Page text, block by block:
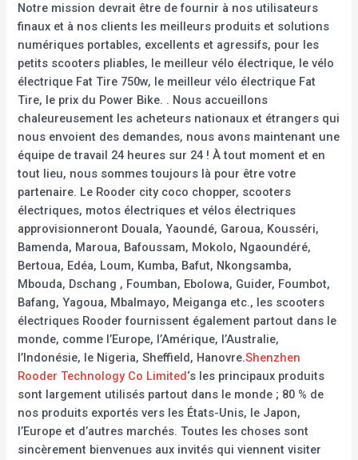
Notre mission devrait être de fournir à nos utilisateurs
finaux et à nos clients les meilleurs produits et solutions
numériques portables, excellents et agressifs, pour les
petits scooters pliables, le meilleur vélo électrique, le vélo
électrique Fat Tire 750w, le meilleur vélo électrique Fat
Tire, le prix du Power Bike. . Nous accueillons
chaleureusement les acheteurs nationaux et étrangers qui
nous envoient des demandes, nous avons maintenant une
équipe de travail 24 heures sur 24 ! À tout moment et en
tout lieu, nous sommes toujours là pour être votre
partenaire. Le Rooder city coco chopper, scooters
électriques, motos électriques et vélos électriques
approvisionneront Douala, Yaoundé, Garoua, Kousséri,
Bamenda, Maroua, Bafoussam, Mokolo, Ngaoundéré,
Bertoua, Edéa, Loum, Kumba, Bafut, Nkongsamba,
Mbouda, Dschang , Foumban, Ebolowa, Guider, Foumbot,
Bafang, Yagoua, Mbalmayo, Meiganga etc., les scooters
électriques Rooder fournissent également partout dans le
monde, comme l’Europe, l’Amérique, l’Australie,
l’Indonésie, le Nigeria, Sheffield, Hanovre.Shenzhen
Rooder Technology Co Limited ‘s les principaux produits
sont largement utilisés partout dans le monde ; 80 % de
nos produits exportés vers les États-Unis, le Japon,
l’Europe et d’autres marchés. Toutes les choses sont
sincèrement bienvenues aux invités qui viennent visiter